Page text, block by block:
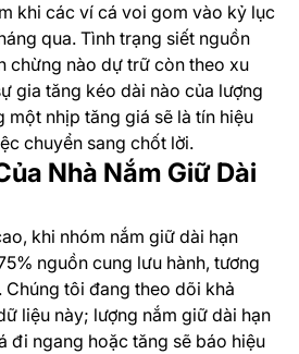
khi các ví cá voi gom vào kỷ lục
qua. Tình trạng siết nguồn
chừng nào dự trữ còn theo xu
gia tăng kéo dài nào của lượng
một nhịp tăng giá sẽ là tín hiệu
chuyển sang chốt lời.
Nhà Nắm Giữ Dài
khi nhóm nắm giữ dài hạn
nguồn cung lưu hành, tương
Chúng tôi đang theo dõi khả
liệu này; lượng nắm giữ dài hạn
đi ngang hoặc tăng sẽ báo hiệu